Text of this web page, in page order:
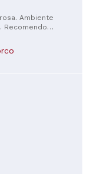
Ambiente
Recomendo